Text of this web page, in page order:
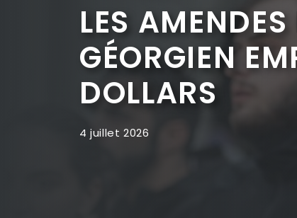
LES
GÉORGIEN
DOLLARS
4 juillet 2026